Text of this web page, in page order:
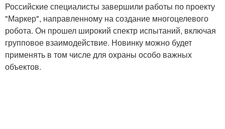
Российские специалисты завершили работы по проекту
"Маркер", направленному на создание многоцелевого
робота. Он прошел широкий спектр испытаний, включая
групповое взаимодействие. Новинку можно будет
применять в том числе для охраны особо важных
объектов.